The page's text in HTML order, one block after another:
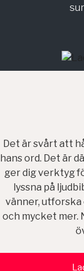
Det är svårt att
hans ord. Det är
ger dig verktyg
lyssna på
vänner,
och mycket mer.